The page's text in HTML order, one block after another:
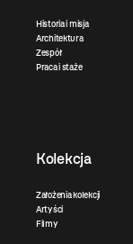
Historia i misja
Architektura
Zespół
Praca i staże
Kolekcja
Założenia kolekcji
Artyści
Filmy